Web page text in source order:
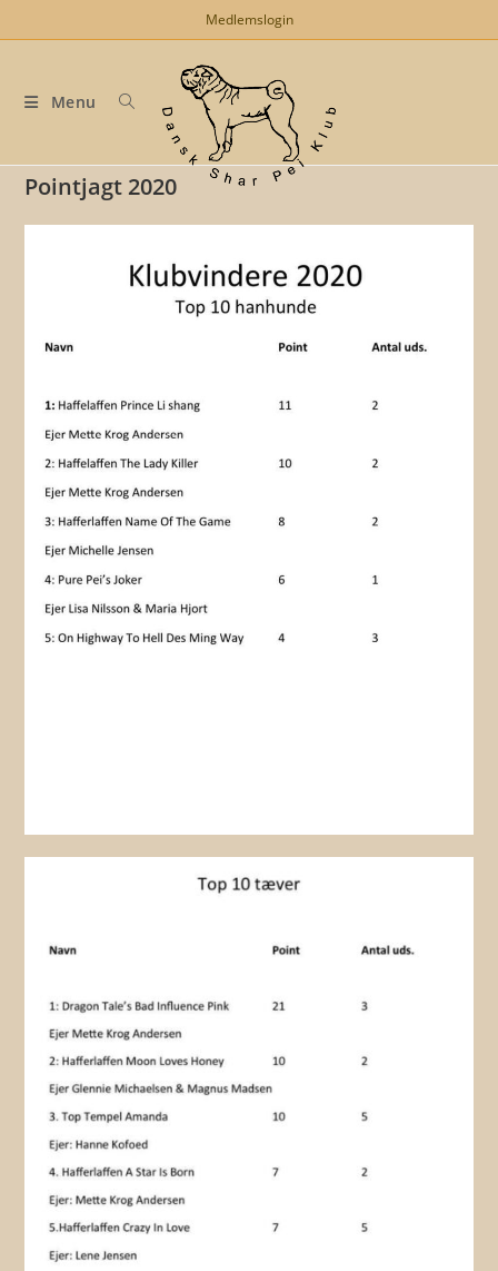
to
Medlemslogin
Menu
Pointjagt 2020